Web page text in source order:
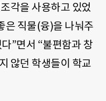
각을 사용하고 있었
은 직물(융)을 나눠주
”면서 “불편함과 창
않던 학생들이 학교